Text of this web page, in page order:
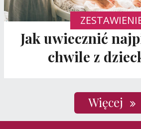
Jak uwiecznić
chwile z
Więcej